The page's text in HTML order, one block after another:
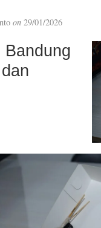
on29/01/2026
Bandung